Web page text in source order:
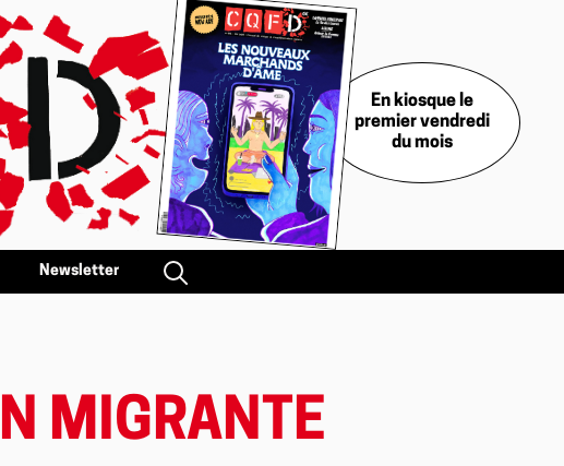
En kiosque le
premier vendredi
du mois
Newsletter
MIGRANTE